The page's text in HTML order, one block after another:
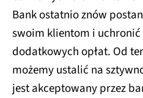
Bank ostatnio znów
swoim klientom i
dodatkowych opłat. Od
możemy ustalić na
jest akceptowany przez